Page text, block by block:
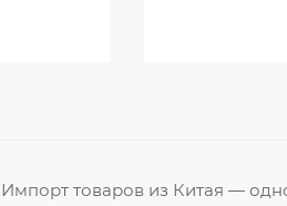
Импорт товаров из Китая —